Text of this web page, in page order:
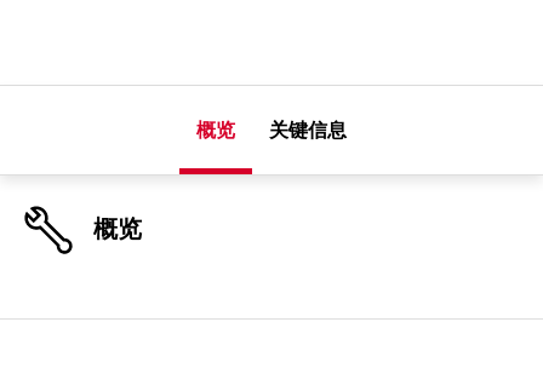
概览 关键信息
概览